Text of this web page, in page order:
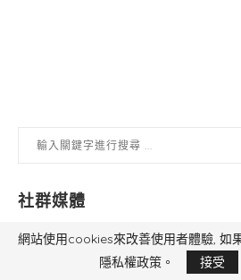
社群媒體
網站使用cookies來改善使用者體驗, 如
隱私權政策。
接受